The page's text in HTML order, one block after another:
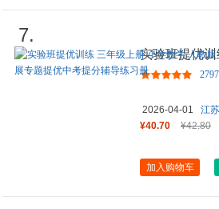
7.
实验班提优
教版 2026年
2026-04-01
江
¥40.70
¥42.80
加入购物车